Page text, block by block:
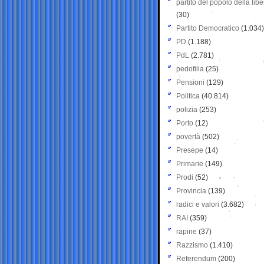
partito del popolo della
(30)
Partito Democratico (1.034)
PD (1.188)
PdL (2.781)
pedofilia (25)
Pensioni (129)
Politica (40.814)
polizia (253)
Porto (12)
povertà (502)
Presepe (14)
Primarie (149)
Prodi (52)
Provincia (139)
radici e valori (3.682)
RAI (359)
rapine (37)
Razzismo (1.410)
Referendum (200)